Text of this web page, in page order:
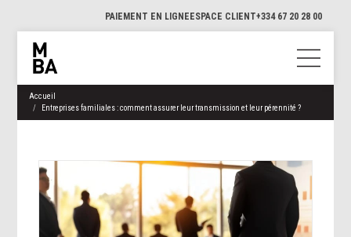
PAIEMENT EN LIGNEESPACE CLIENT+334 67 20 28 00
Accueil
Entreprises familiales : comment assurer leur transmission et leur pérennité ?